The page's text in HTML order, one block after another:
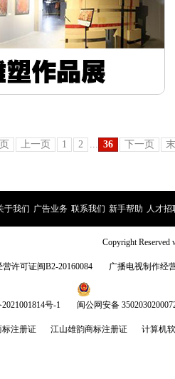
上一页 1 2 ... 36 下一页
于我们 广告业务 联系我们 新手帮助 人才招
Copyright
许可证闽B2-20160084 广播电视制作经
号-1 闽公网安备
标注册证 江山雄韵商标注册证 计算机